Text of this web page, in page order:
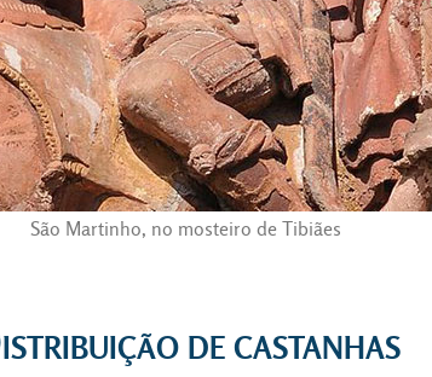
São Martinho, no mosteiro de Tibiães
de castanhas